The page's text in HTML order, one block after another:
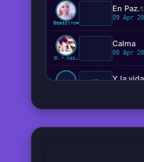
Beвє¢ιтα❤️
En
09 Apr
ꕥ.•.kosaki.•.🦋
Calma
08 Apr
📷 Y la
Tío Monkey